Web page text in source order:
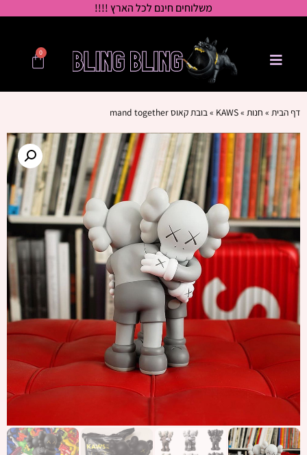
משלוחים חינם לכל הארץ !!!!
0
דף הבית » חנות »
KAWS
»בובת קאוס mand together